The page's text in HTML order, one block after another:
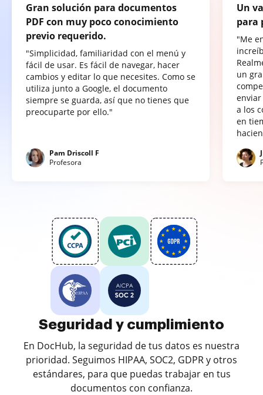
Gran solución para documentos
PDF con muy poco conocimiento
previo requerido.
"Simplicidad, familiaridad con el menú y
fácil de usar. Es fácil de navegar, hacer
cambios y editar lo que necesites. Como se
utiliza junto a Google, el documento
siempre se guarda, así que no tienes que
preocuparte por ello."
Pam Driscoll F
Profesora
Un
para
"Me
un
a los
en
Seguridad y cumplimiento
En DocHub, la seguridad de tus datos es nuestra
prioridad. Seguimos HIPAA, SOC2, GDPR y otros
estándares, para que puedas trabajar en tus
documentos con confianza.